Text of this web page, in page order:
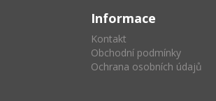
Informace
Kontakt
Obchodní podmínky
Ochrana osobních údajů